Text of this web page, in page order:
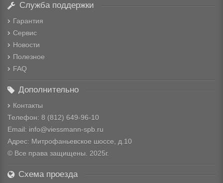
Служба поддержки
Гарантия
Сервис
Новости
Полезное
FAQ
Дополнительно
Контакты
Телефон: 8 (812) 649-96-10
Email: info@viessmann-spb.ru
Адрес: Митрофаньевское шоссе, д.10
© Все права защищены. 2025г.
Схема проезда